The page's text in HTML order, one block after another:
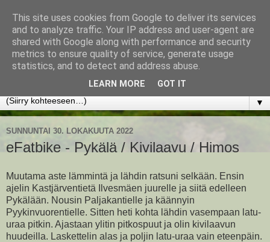
www.jyrkikokko.fi
Uusi Suunta - Jokainen hetki tarjoaa tilaisuuden muuttaa
▼
SUNNUNTAI 30. LOKAKUUTA 2022
eFatbike - Pykälä / Kivilaavu / Himos
Muutama aste lämmintä ja lähdin ratsuni selkään. Ensin
ajelin Kastjärventietä Ilvesmäen juurelle ja siitä edelleen
Pykälään. Nousin Paljakantielle ja käännyin
Pyykinvuorentielle. Sitten heti kohta lähdin vasempaan latu-
uraa pitkin. Ajastaan ylitin pitkospuut ja olin kivilaavun
huudeilla. Laskettelin alas ja poljin latu-uraa vain eteenpäin.
This site uses cookies from Google to deliver its services
and to analyze traffic. Your IP address and user-agent are
shared with Google along with performance and security
metrics to ensure quality of service, generate usage
statistics, and to detect and address abuse.
LEARN MORE GOT IT